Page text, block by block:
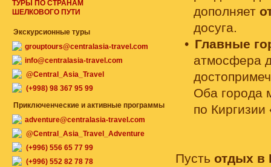
дополняет
досуга.
Главные
атмосфера
Оба города
по Киргизии
Пусть отдых в
ТУРЫ ПО СТРАНАМ
ШЕЛКОВОГО ПУТИ
Экскурсионные туры
grouptours@centralasia-travel.com
info@centralasia-travel.com
@Central_Asia_Travel
(+998) 98 367 95 99
Приключенческие и активные программы
adventure@centralasia-travel.com
@Central_Asia_Travel_Adventure
(+996) 556 65 77 99
(+996) 552 82 78 78